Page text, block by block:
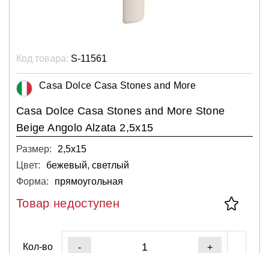
Код товара: S-11561
Casa Dolce Casa Stones and More
Casa Dolce Casa Stones and More Stone
Beige Angolo Alzata 2,5x15
Размер:
2,5х15
Цвет:
бежевый, светлый
Форма:
прямоугольная
Товар недоступен
Кол-во - +